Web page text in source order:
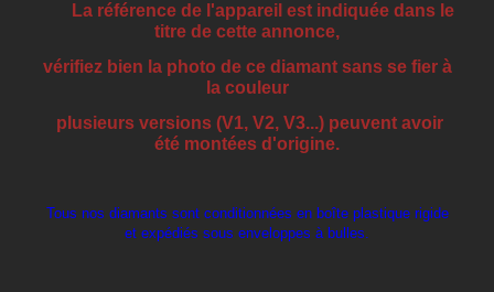
La référence de l'appareil est indiquée dans le
titre de cette annonce,
vérifiez bien la photo de ce diamant sans se fier à
la couleur
plusieurs versions (V1, V2, V3...) peuvent avoir
été montées d'origine.
Tous nos diamants sont conditionnées en boîte plastique rigide
et expédiés sous enveloppes à bulles.